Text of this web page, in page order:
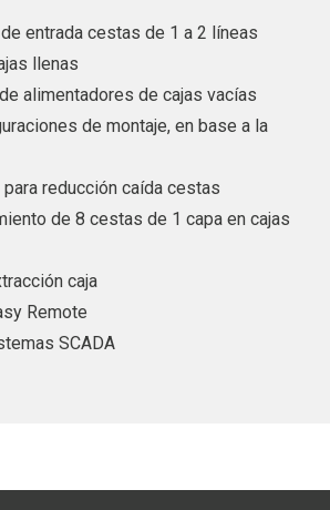
entrada cestas de 1 a 2 líneas
llenas
alimentadores de cajas vacías
de montaje, en base a la
reducción caída cestas
de 8 cestas de 1 capa en cajas
caja
Remote
SCADA